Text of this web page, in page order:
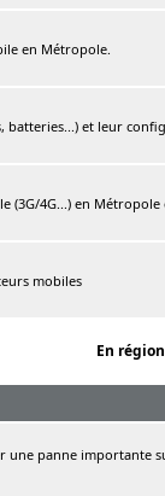
en Métropole.
batteries...) et leur
(3G/4G...) en
mobiles
En région
panne importante